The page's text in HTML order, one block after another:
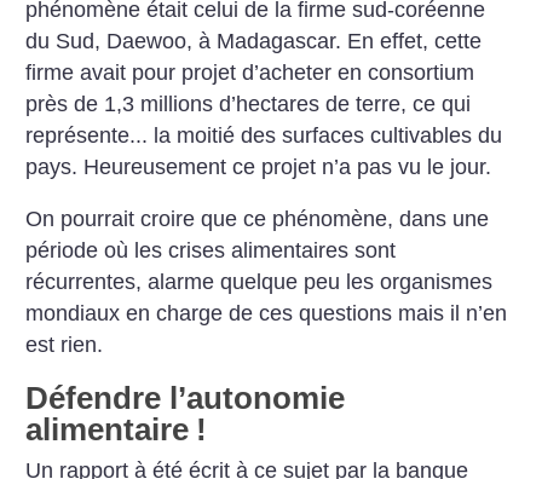
phénomène était celui de la firme sud-coréenne
du Sud, Daewoo, à Madagascar. En effet, cette
firme avait pour projet d’acheter en consortium
près de 1,3 millions d’hectares de terre, ce qui
représente... la moitié des surfaces cultivables du
pays. Heureusement ce projet n’a pas vu le jour.
On pourrait croire que ce phénomène, dans une
période où les crises alimentaires sont
récurrentes, alarme quelque peu les organismes
mondiaux en charge de ces questions mais il n’en
est rien.
Défendre l’autonomie
alimentaire !
Un rapport à été écrit à ce sujet par la banque